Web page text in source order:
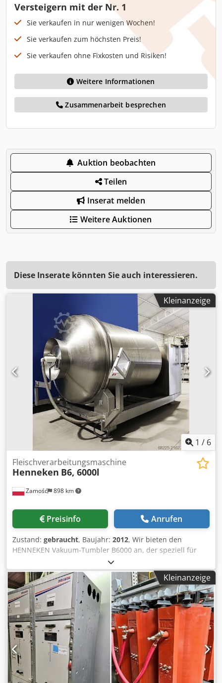
Versteigern mit der Nr. 1
Sie verkaufen in nur wenigen Wochen!
Sie verkaufen zum höchsten Preis!
Sie verkaufen ohne Fixkosten und Risiken!
Weitere Informationen
Zusammenarbeit besprechen
Auktion beobachten
Teilen
Inserat melden
Weitere Auktionen
Diese Inserate könnten Sie auch interessieren.
Kleinanzeige
1 / 6
Zamość 898 km
Fleischverarbeitungsmaschine
Henneken B6, 6000l
Preisinfo Anrufen
Zustand: gebraucht, Baujahr: 2012, Wir bieten den
HENNEKEN Vakuum-Tumbler B6000 an, der speziell für
das professionelle Zartmachen, Pökeln und Marinieren von
Fleisch in großen Verarbeitungsbetrieben konzipiert
wurde. Die Typ-B-Serie zeichnet sich durch ein
ausgezeichnetes Preis-Leistungs-Verhältnis und eine
vielseitige Einsatzmöglichkeit in der Fleischverarbeitung
aus. Das Modell B6000 arbeitet mit einem
Fassungsvermögen von 6.000 Litern und einem
Drehzahlbereich von 0,5 – 10 U/min, wodurch die
Intensität des Prozesses optimal an die jeweilige Rohware
und das gewünschte technologische Ergebnis angepasst
werden kann. Der Typ-B-Mischer ist mit einem
Direktantrieb ausgestattet, und sämtliche
Kleinanzeige